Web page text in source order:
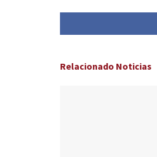
Relacionado Noticias